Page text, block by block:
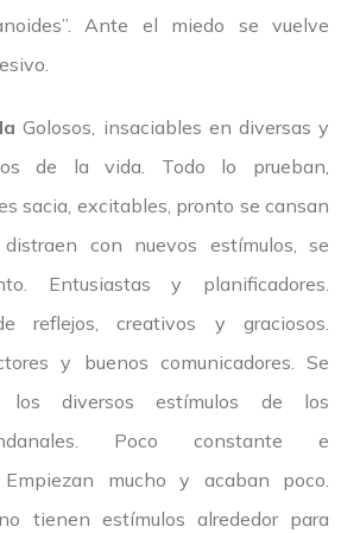
Ante el miedo se vuelve
Golosos, insaciables en diversas y
de la vida. Todo lo prueban,
sacia, excitables, pronto se cansan
con nuevos estímulos, se
Entusiastas y planificadores.
reflejos, creativos y graciosos.
y buenos comunicadores. Se
los diversos estímulos de los
Poco constante e
Empiezan mucho y acaban poco.
tienen estímulos alrededor para